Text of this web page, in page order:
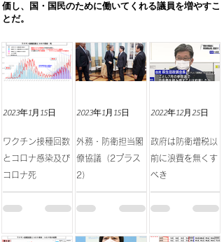
価し、国・国民のために働いてくれる議員を増やすこ
とだ。
ワクチン接種回数
とコロナ感染及び
コロナ死
2023年1月15日
外務・防衛担当閣
僚協議（2プラス
2）
2023年1月15日
政府は防衛増税以
前に浪費を無くす
べき
2022年12月25日